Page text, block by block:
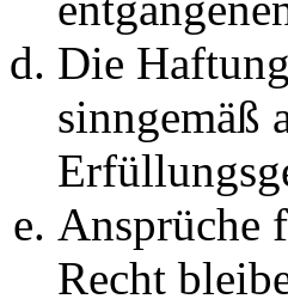
Die
sinngemäß
Ansprüche
Recht